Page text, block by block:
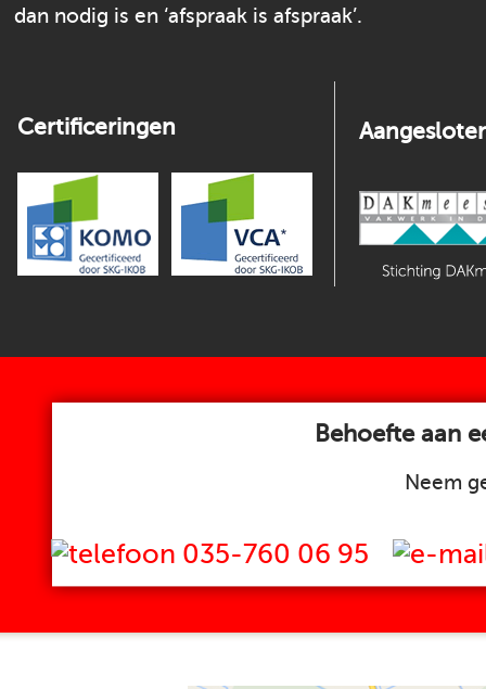
dan nodig is en ‘afspraak is afspraak’.
Certificeringen
Behoefte aan
Neem
035-760 06 95